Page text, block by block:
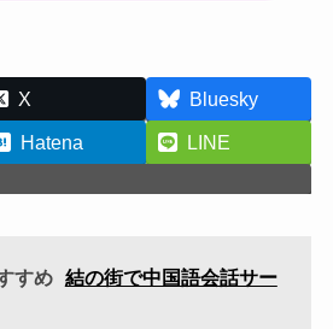
X
Bluesky
Hatena
LINE
すめ 結の街で中国語会話サー